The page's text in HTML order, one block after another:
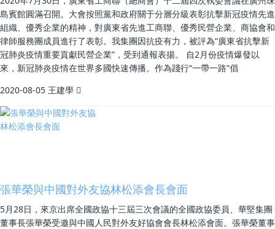
島賓館圓滿召開。大會按照黨和政府關于分層分級表彰抗擊新冠疫情先進
組織、優秀企業的精神，對廣東省先進工商聯、優秀民營企業、商協會和
律師服務團成員進行了表彰。我集團因抗疫有力，被評為“廣東省抗擊新
冠肺炎疫情重要貢獻民營企業”，受到通報表揚。 自2月份疫情爆發以
來，新冠肺炎疫情在世界多國快速傳播。作為踐行“一帶一路”倡
2020-08-05 王建學
張華榮與中國對外友協林松添會長會面
5月28日，來京出席全國政協十三屆三次會議的全國政協委員、華堅集團
董事長張華榮受邀與中國人民對外友好協會會長林松添會面。張華榮董事